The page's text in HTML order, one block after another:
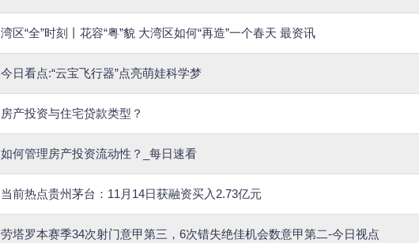
湾区“全”时刻丨花容“粤”貌 大湾区如何“再造”一个春天 最资讯
今日看点:“云宝飞行器”点亮萌娃科学梦
房产投资与住宅贷款类型？
如何管理房产投资流动性？_每日速看
当前热点贵州茅台：11月14日获融资买入2.73亿元
劳塔罗本赛季34次射门意甲第三，6次错失绝佳机会数意甲第二-今日视点